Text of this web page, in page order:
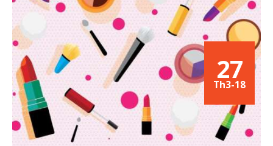
27
Th3-18